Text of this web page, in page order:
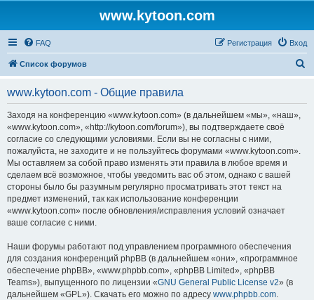
www.kytoon.com
FAQ Вход
Регистрация
Список форумов
www.kytoon.com - Общие правила
Заходя на конференцию «www.kytoon.com» (в дальнейшем «мы», «наш»,
«www.kytoon.com», «http://kytoon.com/forum»), вы подтверждаете своё
согласие со следующими условиями. Если вы не согласны с ними,
пожалуйста, не заходите и не пользуйтесь форумами «www.kytoon.com».
Мы оставляем за собой право изменять эти правила в любое время и
сделаем всё возможное, чтобы уведомить вас об этом, однако с вашей
стороны было бы разумным регулярно просматривать этот текст на
предмет изменений, так как использование конференции
«www.kytoon.com» после обновления/исправления условий означает
ваше согласие с ними.
Наши форумы работают под управлением программного обеспечения
для создания конференций phpBB (в дальнейшем «они», «программное
обеспечение phpBB», «www.phpbb.com», «phpBB Limited», «phpBB
Teams»), выпущенного по лицензии «GNU General Public License v2» (в
дальнейшем «GPL»). Скачать его можно по адресу www.phpbb.com.